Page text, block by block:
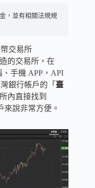
，並有相關法規規
交易所
的交易所，在
手機 APP，API
銀行帳戶的「 臺
內直接找到
來說非常方便。